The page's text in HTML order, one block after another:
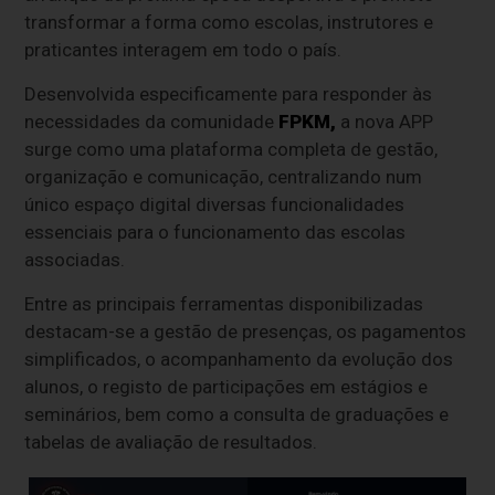
transformar a forma como escolas, instrutores e
praticantes interagem em todo o país.
Desenvolvida especificamente para responder às
necessidades da comunidade FPKM, a nova APP
surge como uma plataforma completa de gestão,
organização e comunicação, centralizando num
único espaço digital diversas funcionalidades
essenciais para o funcionamento das escolas
associadas.
Entre as principais ferramentas disponibilizadas
destacam-se a gestão de presenças, os pagamentos
simplificados, o acompanhamento da evolução dos
alunos, o registo de participações em estágios e
seminários, bem como a consulta de graduações e
tabelas de avaliação de resultados.